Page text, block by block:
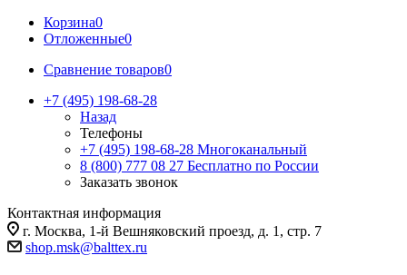
Корзина0
Отложенные0
Сравнение товаров0
+7 (495) 198-68-28
Назад
Телефоны
+7 (495) 198-68-28 Многоканальный
8 (800) 777 08 27 Бесплатно по России
Заказать звонок
Контактная информация
г. Москва, 1-й Вешняковский проезд, д. 1, стр. 7
shop.msk@balttex.ru